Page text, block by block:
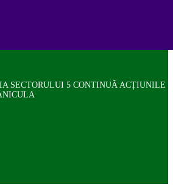
SECTORULUI 5 CONTINUĂ ACȚIUNILE